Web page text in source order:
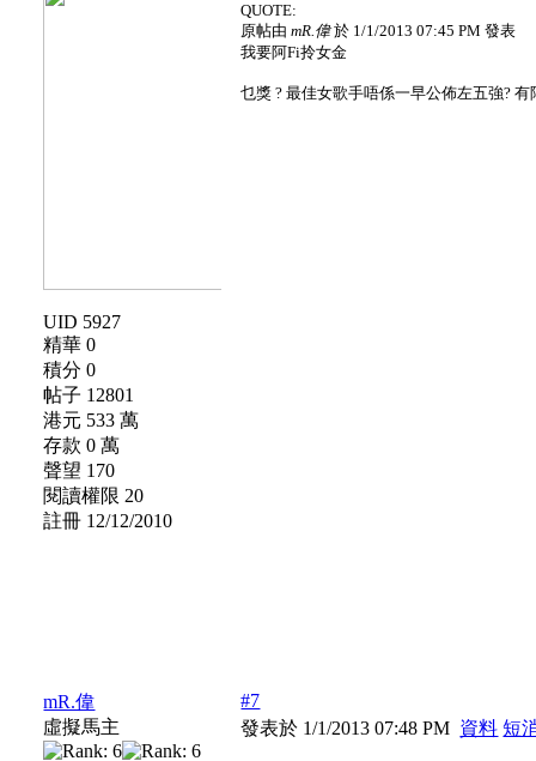
UID 5927
精華 0
積分 0
帖子 12801
港元 533 萬
存款 0 萬
聲望 170
閱讀權限 20
註冊 12/12/2010
QUOTE:
原帖由mR.偉於 1/1/2013 07:45 PM 發表
我要阿Fi拎女金
乜獎 ? 最佳女歌手唔係一早公佈左五強? 有
mR.偉
虛擬馬主
#7
發表於 1/1/2013 07:48 PM 資料 短